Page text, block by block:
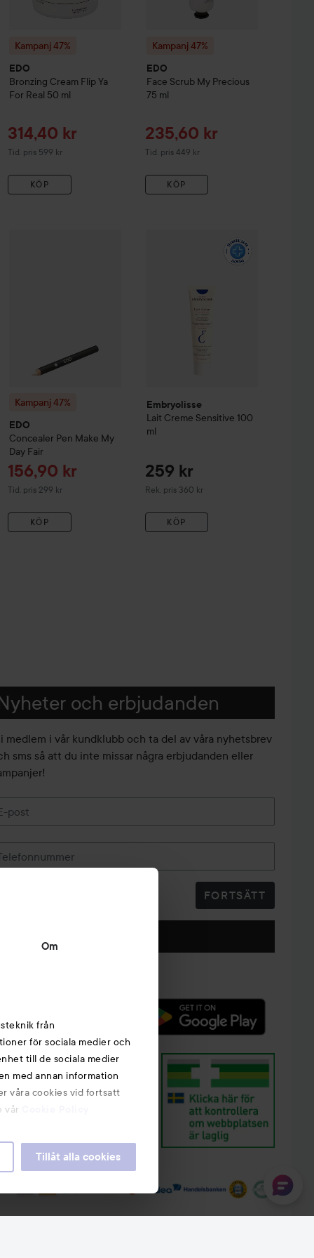
Om
från
för sociala medier och
till de sociala medier
med annan information
våra cookies vid fortsatt
vår
Tillåt alla cookies
Kampanj 47%
EDO
Bronzing Cream Flip Ya
For Real 50 ml
Reapris
314,40 kr
Tid. pris 599 kr
Tidigare pris 599 kr
KÖP
Kampanj 47%
EDO
Face Scrub My Precious
75 ml
Reapris
235,60 kr
Tid. pris 449 kr
Tidigare pris 449 kr
KÖP
Kampanj 47%
EDO
Concealer Pen Make My
Day Fair
Reapris
156,90 kr
Tid. pris 299 kr
Tidigare pris 299 kr
KÖP
Concealer Pen Make My DayFair
Embryolisse
Lait Creme Sensitive 100
ml
259 kr
Rek. pris 360 kr
Rekommenderat pris 360 kr
KÖP
Lait Creme Sensitive
och erbjudanden
medlem i vår kundklubb och ta del av våra nyhetsbrev
sms så att du inte missar några erbjudanden eller
post
FORTSÄTT
Följ oss